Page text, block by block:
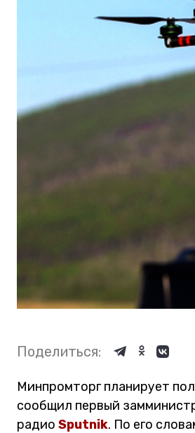
Поделиться:
Минпромторг планирует
сообщил первый
радио Sputnik. По его